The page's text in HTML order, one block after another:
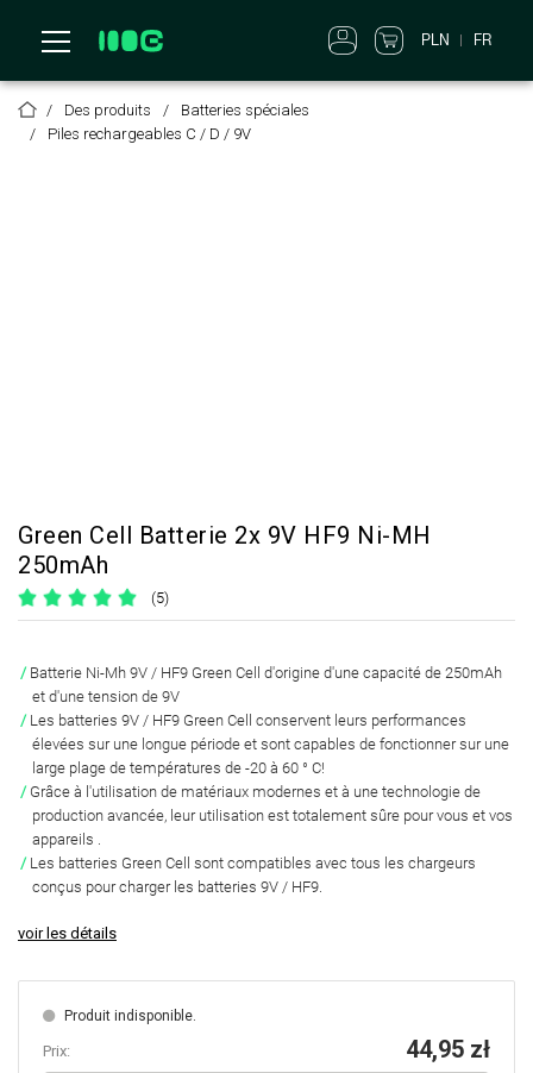
PLN FR
Des produits
Batteries spéciales
Piles rechargeables C / D / 9V
Green Cell Batterie 2x 9V HF9 Ni-MH
250mAh
(5)
Batterie Ni-Mh 9V / HF9 Green Cell d'origine d'une capacité de 250mAh
et d'une tension de 9V
Les batteries 9V / HF9 Green Cell conservent leurs performances
élevées sur une longue période et sont capables de fonctionner sur une
large plage de températures de -20 à 60 ° C!
Grâce à l'utilisation de matériaux modernes et à une technologie de
production avancée, leur utilisation est totalement sûre pour vous et vos
appareils .
Les batteries Green Cell sont compatibles avec tous les chargeurs
conçus pour charger les batteries 9V / HF9.
voir les détails
Produit indisponible.
Prix: 44,95 zł